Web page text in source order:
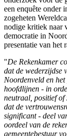
een enquête onder
zogeheten
nodige kritiek naar
democratie in
presentatie van het
"De Rekenkamer
dat de wederzijdse
Noordenveld en
hoofdlijnen - in
neutraal, positief of
dat de
significant - deel
oordeel van de
gemeentebestuur